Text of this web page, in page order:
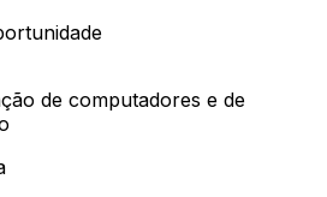
de computadores e de